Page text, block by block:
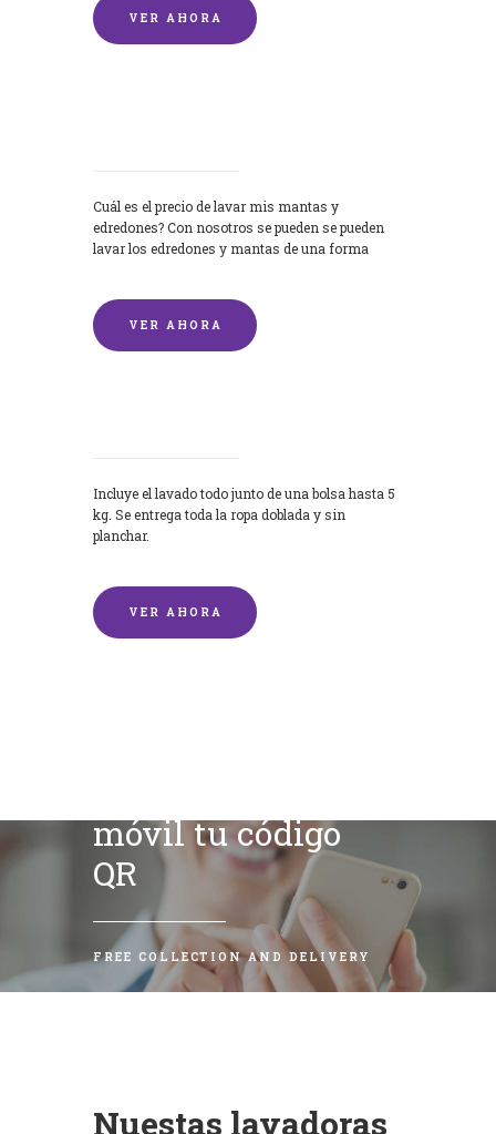
VER AHORA
Cuál es el precio de lavar mis mantas y
edredones? Con nosotros se pueden se pueden
lavar los edredones y mantas de una forma
VER AHORA
Incluye el lavado todo junto de una bolsa hasta 5
kg. Se entrega toda la ropa doblada y sin
planchar.
VER AHORA
móvil tu código
QR
FREE COLLECTION AND DELIVERY
Nuestas lavadoras